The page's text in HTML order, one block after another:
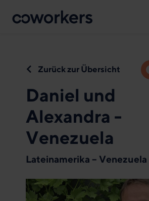
Deutsch
Zurück zur Übersicht
Daniel und
Alexandra -
Venezuela
Lateinamerika – Venezuela